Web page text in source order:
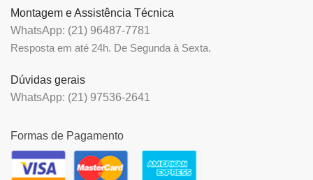
Montagem e Assistência Técnica
WhatsApp: (21) 96487-7781
Resposta em até 24h. De Segunda à Sexta.
Dúvidas gerais
WhatsApp: (21) 97536-2641
Formas de Pagamento